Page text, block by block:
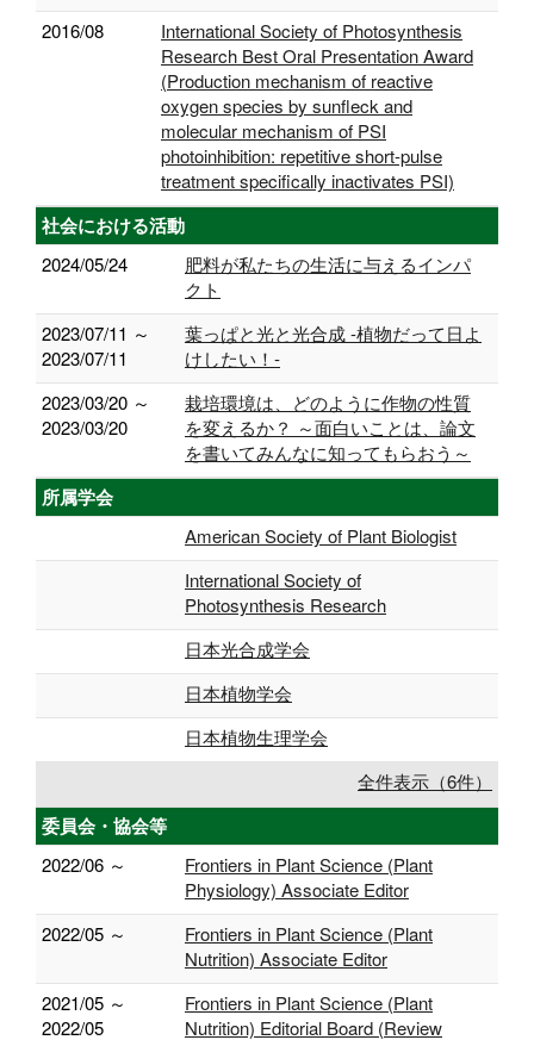
2016/08
International Society of Photosynthesis
Research Best Oral Presentation Award
(Production mechanism of reactive
oxygen species by sunfleck and
molecular mechanism of PSI
photoinhibition: repetitive short-pulse
treatment specifically inactivates PSI)
社会における活動
2024/05/24
肥料が私たちの生活に与えるインパ
クト
2023/07/11 ～
2023/07/11
葉っぱと光と光合成 -植物だって日よ
けしたい！-
2023/03/20 ～
2023/03/20
栽培環境は、どのように作物の性質
を変えるか？ ～面白いことは、論文
を書いてみんなに知ってもらおう～
所属学会
American Society of Plant Biologist
International Society of
Photosynthesis Research
日本光合成学会
日本植物学会
日本植物生理学会
全件表示（6件）
委員会・協会等
2022/06 ～
Frontiers in Plant Science (Plant
Physiology) Associate Editor
2022/05 ～
Frontiers in Plant Science (Plant
Nutrition) Associate Editor
2021/05 ～
2022/05
Frontiers in Plant Science (Plant
Nutrition) Editorial Board (Review